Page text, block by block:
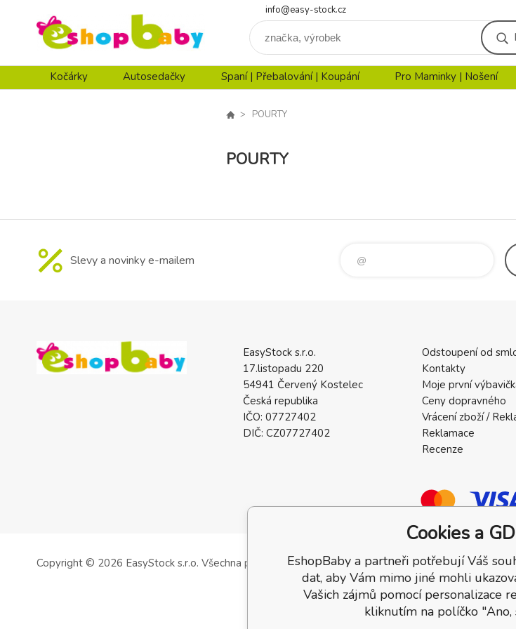
info@easy-stock.cz
Kočárky Autosedačky Spaní | Přebalování | Koupání Pro Maminky | Nošení
POURTY
POURTY
Slevy a novinky e-mailem
EasyStock s.r.o.
17.listopadu 220
54941 Červený Kostelec
Česká republika
IČO: 07727402
DIČ: CZ07727402
Odstoupení od
Kontakty
Moje první
Ceny dopravného
Vrácení zboží /
Reklamace
Recenze
Copyright © 2026 EasyStock s.r.o. Všechna práva vyhrazena.
Cookies a
EshopBaby a partneři potřebují Váš
dat, aby Vám mimo jiné mohli
Vašich zájmů pomocí personalizace
kliknutím na políčko "Ano,